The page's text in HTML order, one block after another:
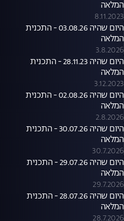
המלאה
8.11.2023
היום שהיה 03.08.26 - התכנית
המלאה
3.8.2026
היום שהיה 28.11.23 - התכנית
המלאה
3.12.2023
היום שהיה 02.08.26 - התכנית
המלאה
2.8.2026
היום שהיה 30.07.26 - התכנית
המלאה
30.7.2026
היום שהיה 29.07.26 - התכנית
המלאה
29.7.2026
היום שהיה 28.07.26 - התכנית
המלאה
28.7.2026